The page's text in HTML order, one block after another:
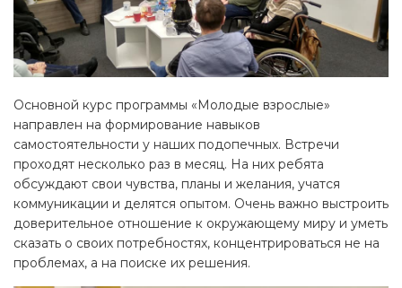
Основной курс программы «Молодые взрослые»
направлен на формирование навыков
самостоятельности у наших подопечных. Встречи
проходят несколько раз в месяц. На них ребята
обсуждают свои чувства, планы и желания, учатся
коммуникации и делятся опытом. Очень важно выстроить
доверительное отношение к окружающему миру и уметь
сказать о своих потребностях, концентрироваться не на
проблемах, а на поиске их решения.